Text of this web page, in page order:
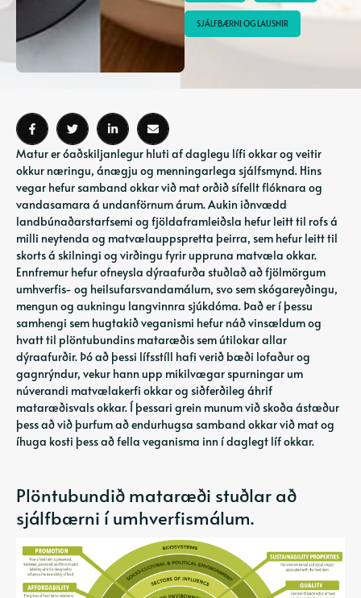
SJÁLFBÆRNI OG LAUSNIR
Matur er óaðskiljanlegur hluti af daglegu lífi okkar og veitir
okkur næringu, ánægju og menningarlega sjálfsmynd. Hins
vegar hefur samband okkar við mat orðið sífellt flóknara og
vandasamara á undanförnum árum. Aukin iðnvædd
landbúnaðarstarfsemi og fjöldaframleiðsla hefur leitt til rofs á
milli neytenda og matvælauppspretta þeirra, sem hefur leitt til
skorts á skilningi og virðingu fyrir uppruna matvæla okkar.
Ennfremur hefur ofneysla dýraafurða stuðlað að fjölmörgum
umhverfis- og heilsufarsvandamálum, svo sem skógareyðingu,
mengun og aukningu langvinnra sjúkdóma. Það er í þessu
samhengi sem hugtakið veganismi hefur náð vinsældum og
hvatt til plöntubundins mataræðis sem útilokar allar
dýraafurðir. Þó að þessi lífsstíll hafi verið bæði lofaður og
gagnrýndur, vekur hann upp mikilvægar spurningar um
núverandi matvælakerfi okkar og siðferðileg áhrif
mataræðisvals okkar. Í þessari grein munum við skoða ástæður
þess að við þurfum að endurhugsa samband okkar við mat og
íhuga kosti þess að fella veganisma inn í daglegt líf okkar.
Plöntubundið mataræði stuðlar að
sjálfbærni í umhverfismálum.